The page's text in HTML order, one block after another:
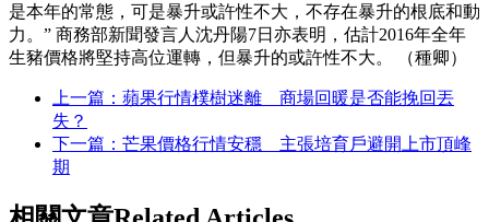
是本年的常態，可是暴升或許性不大，不存在暴升的根底和動
力。” 商務部新聞發言人沈丹陽7日亦表明，估計2016年全年
生豬價格將堅持高位運轉，但暴升的或許性不大。 （種卿）
上一篇：蘋果行情樸樹迷離 商場回暖是否能挽回丟
失？
下一篇：芒果價格行情安穩 主張培育戶避開上市頂峰
期